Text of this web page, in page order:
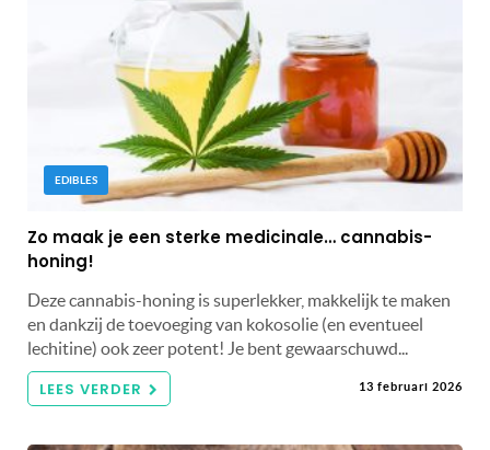
EDIBLES
Zo maak je een sterke medicinale… cannabis-
honing!
Deze cannabis-honing is superlekker, makkelijk te maken
en dankzij de toevoeging van kokosolie (en eventueel
lechitine) ook zeer potent! Je bent gewaarschuwd...
LEES VERDER 13 februari 2026